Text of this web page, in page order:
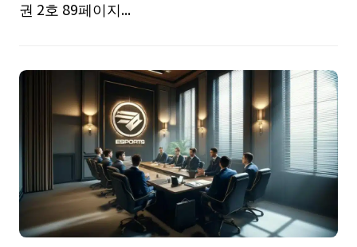
권 2호 89페이지...